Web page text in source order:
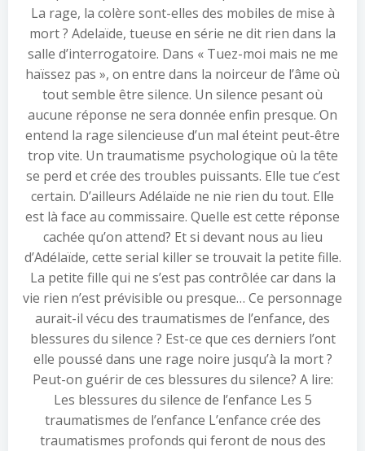
La rage, la colère sont-elles des mobiles de mise à
mort ? Adelaïde, tueuse en série ne dit rien dans la
salle d’interrogatoire. Dans « Tuez-moi mais ne me
haïssez pas », on entre dans la noirceur de l’âme où
tout semble être silence. Un silence pesant où
aucune réponse ne sera donnée enfin presque. On
entend la rage silencieuse d’un mal éteint peut-être
trop vite. Un traumatisme psychologique où la tête
se perd et crée des troubles puissants. Elle tue c’est
certain. D’ailleurs Adélaïde ne nie rien du tout. Elle
est là face au commissaire. Quelle est cette réponse
cachée qu’on attend? Et si devant nous au lieu
d’Adélaïde, cette serial killer se trouvait la petite fille.
La petite fille qui ne s’est pas contrôlée car dans la
vie rien n’est prévisible ou presque… Ce personnage
aurait-il vécu des traumatismes de l’enfance, des
blessures du silence ? Est-ce que ces derniers l’ont
elle poussé dans une rage noire jusqu’à la mort ?
Peut-on guérir de ces blessures du silence? A lire:
Les blessures du silence de l’enfance Les 5
traumatismes de l’enfance L’enfance crée des
traumatismes profonds qui feront de nous des